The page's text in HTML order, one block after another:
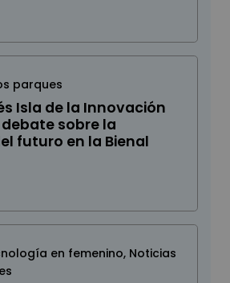
parques
Isla de la Innovación
sobre la
futuro en la Bienal
en femenino, Noticias